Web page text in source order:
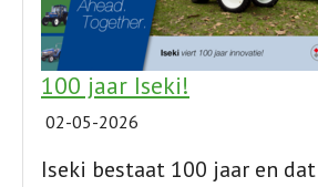
100 jaar Iseki!
02-05-2026
Iseki bestaat 100 jaar en